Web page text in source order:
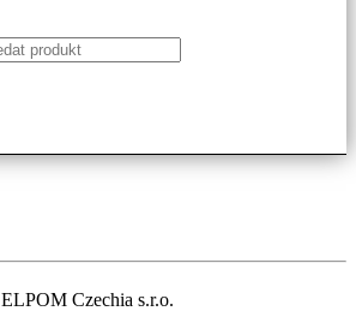
ELPOM Czechia s.r.o.